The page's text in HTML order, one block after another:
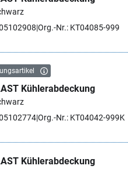
Org.-Nr.: KT04085-999
Kühlerabdeckung
Org.-Nr.: KT04042-999K
Kühlerabdeckung